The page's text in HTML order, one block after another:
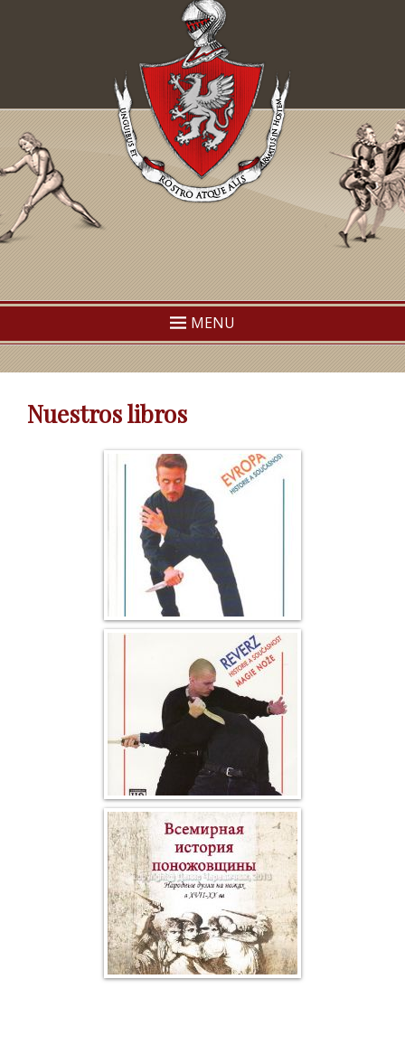
TEMAF
Traditional European Martial Arts Federation
MENU
Nuestros libros